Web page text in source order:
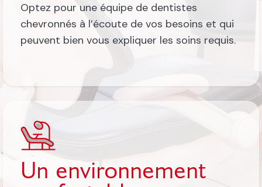
Optez pour une équipe de dentistes
chevronnés à l’écoute de vos besoins et qui
peuvent bien vous expliquer les soins requis.
Un environnement